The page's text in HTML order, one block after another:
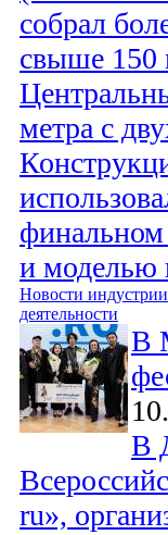
собрал
свыше 150
метра с
финальном
и моделью
Новости
деятельности
В
В
ru»,